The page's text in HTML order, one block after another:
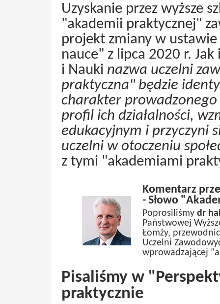
Uzyskanie przez wyższe
"akademii praktycznej"
projekt zmiany w
nauce" z lipca 2020 r.
i Nauki nazwa uczelni
praktyczna" będzie
charakter prowadzonego
profil ich działalności,
edukacyjnym i przyczyni
uczelni w otoczeniu
z tymi "akademiami
Komentarz
- Słowo
Poprosiliśmy dr
Państwowej
Łomży,
Uczelni
wprowadzającej
Pisaliśmy w
praktycznie